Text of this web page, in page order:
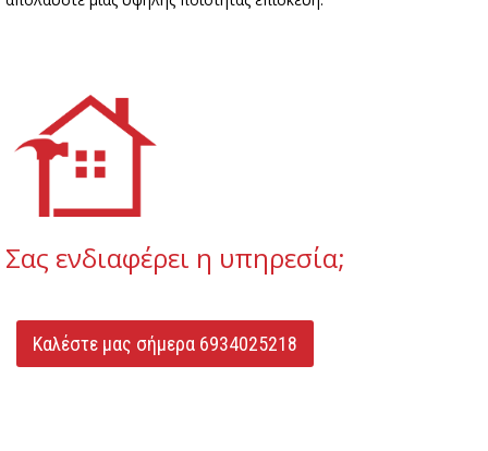
Σας ενδιαφέρει η υπηρεσία;
Καλέστε μας σήμερα 6934025218